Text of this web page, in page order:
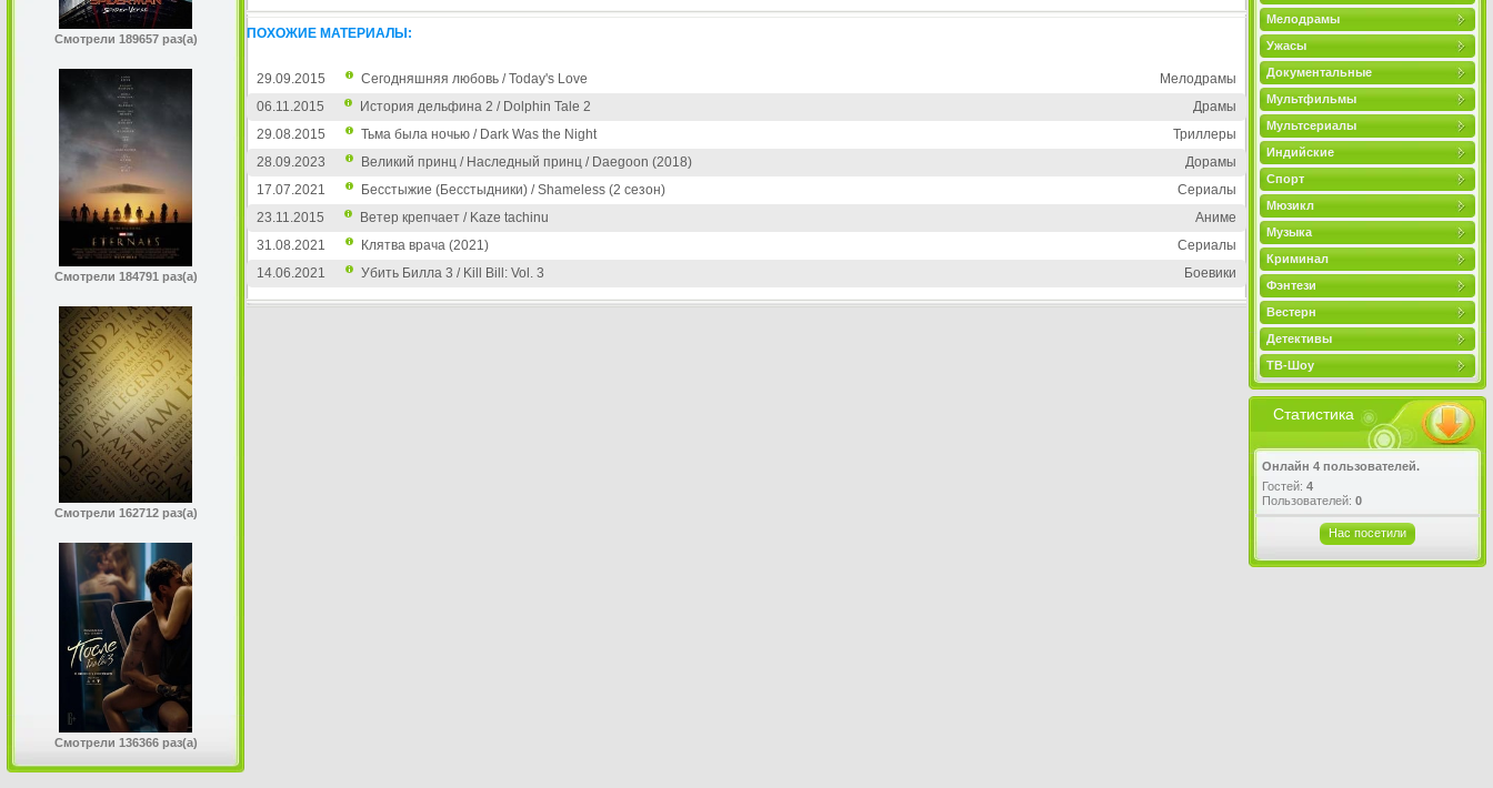
Смотрели 189657 раз(а)
Смотрели 184791 раз(а)
Смотрели 162712 раз(а)
Смотрели 136366 раз(а)
Мелодрамы
Ужасы
Документальные
Мультфильмы
Мультсериалы
Индийские
Спорт
Мюзикл
Музыка
Криминал
Фэнтези
Вестерн
Детективы
ТВ-Шоу
Статистика
Онлайн 4 пользователей.
Гостей: 4
Пользователей: 0
Нас посетили
ПОХОЖИЕ МАТЕРИАЛЫ:
29.09.2015 Сегодняшняя любовь / Today's Love
Мелодрамы
06.11.2015
История дельфина 2 / Dolphin Tale 2
Драмы
29.08.2015
Тьма была ночью / Dark Was the Night
Триллеры
28.09.2023
Великий принц / Наследный принц / Daegoon (2018)
Дорамы
17.07.2021
Бесстыжие (Бесстыдники) / Shameless (2 сезон)
Сериалы
23.11.2015
Ветер крепчает / Kaze tachinu
Аниме
31.08.2021
Клятва врача (2021)
Сериалы
14.06.2021
Убить Билла 3 / Kill Bill: Vol. 3 Боевики